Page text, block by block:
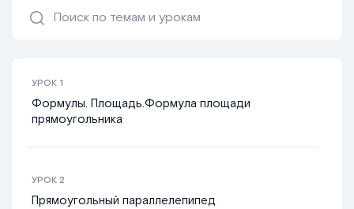
УРОК 1
Формулы. Площадь.Формула площади
прямоугольника
УРОК 2
Прямоугольный параллелепипед